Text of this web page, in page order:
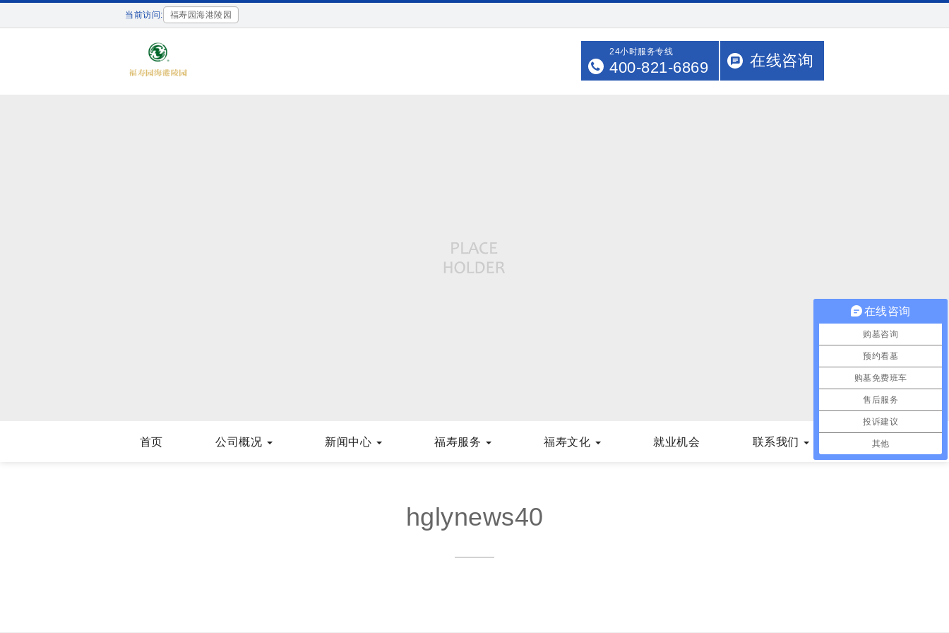
当前访问: 福寿园海港陵园
24小时服务专线
400-821-6869 在线咨询
首页 公司概况 新闻中心 福寿服务 福寿文化 就业机会 联系我们
hglynews40
在线咨询
购墓咨询
预约看墓
购墓免费班车
售后服务
投诉建议
其他